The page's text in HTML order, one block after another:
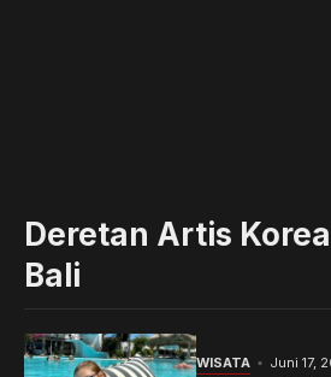
Deretan Artis
Bali
WISATA Juni 17,